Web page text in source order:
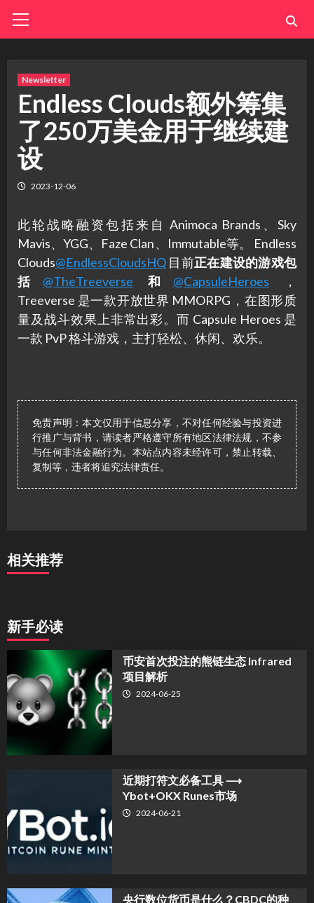
Menu
Newsletter
Endless Clouds额外筹集
了250万美金用于继续建
设
2023-12-06
此轮战略融资包括来自 Animoca Brands、Sky
Mavis、YGG、Faze Clan、Immutable等。 Endless
Clouds@EndlessCloudsHQ 目前正在建设的游戏包
括 @TheTreeverse 和 @CapsuleHeroes
，
Treeverse 是一款开放世界 MMORPG，在图形质
量及战斗效果上非常出彩。而 Capsule Heroes 是
一款 PvP 格斗游戏，主打轻松、休闲、欢乐。
免责声明：本文仅用于信息分享，不对任何经验与投资进
行推广与背书，请读者严格遵守所有地区法律法规，不参
与任何非法金融行为。本站点内容未经许可，禁止转载、
复制等，违者将追究法律责任。
相关推荐
新手必读
币安首次投注的熊链生态 Infrared
项目解析
2024-06-25
近期打符文必备工具 ⟶
Ybot+OKX Runes市场
2024-06-21
央行数位货币是什么？CBDC的种